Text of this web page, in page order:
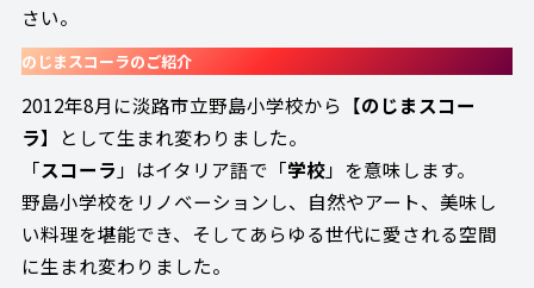
さい。
のじまスコーラのご紹介
2012年8月に淡路市立野島小学校から【のじまスコー
ラ】として生まれ変わりました。
「スコーラ 」はイタリア語で「学校」を意味します。
野島小学校をリノベーションし、自然やアート、美味し
い料理を堪能でき、そしてあらゆる世代に愛される空間
に生まれ変わりました。